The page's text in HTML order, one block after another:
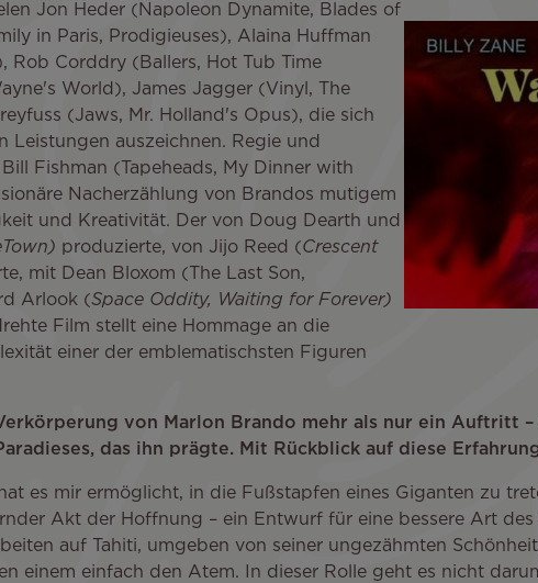
Jon Heder (Napoleon Dynamite, Blades of
in Paris, Prodigieuses), Alaina Huffman
Rob Corddry (Ballers, Hot Tub Time
World), James Jagger (Vinyl, The
(Jaws, Mr. Holland's Opus), die sich
Leistungen auszeichnen. Regie und
Fishman (Tapeheads, My Dinner with
Nacherzählung von Brandos mutigem
und Kreativität. Der von Doug Dearth und
produzierte, von Jijo Reed ( Crescent
mit Dean Bloxom (The Last Son,
Arlook (Space Oddity, Waiting for Forever)
Film stellt eine Hommage an die
einer der emblematischsten Figuren
von Marlon Brando mehr als nur ein Auftritt
das ihn prägte. Mit Rückblick auf diese
hat es mir ermöglicht, in die Fußstapfen eines Giganten zu
Akt der Hoffnung – ein Entwurf für eine bessere Art
auf Tahiti, umgeben von seiner ungezähmten
einem einfach den Atem. In dieser Rolle geht es nicht